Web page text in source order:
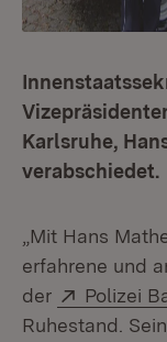
Karlsruhe,
verabschiedet.
„Mit Hans
erfahrene und
der
Extern:
Polizei
Ruhestand.